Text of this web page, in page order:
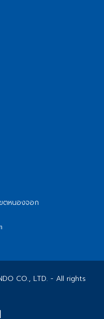
ตหนองจอก
CO., LTD. - All rights